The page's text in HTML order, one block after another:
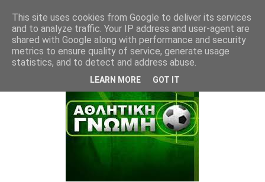
This site uses cookies from Google to deliver its services
and to analyze traffic. Your IP address and user-agent are
shared with Google along with performance and security
metrics to ensure quality of service, generate usage
statistics, and to detect and address abuse.
LEARN MORE GOT IT